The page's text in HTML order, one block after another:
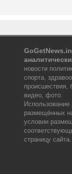
новости
спорта,
происшествия,
видео, фото.
размещённых
условии
страницу сайта.